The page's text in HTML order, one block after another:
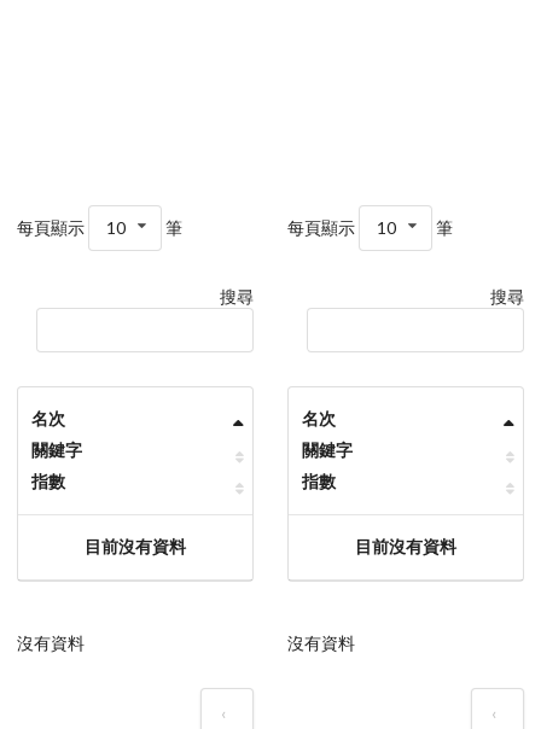
每頁顯示 10 筆
搜尋
名次
關鍵字
指數
目前沒有資料
沒有資料
‹
每頁顯示 10 筆
搜尋
名次
關鍵字
指數
目前沒有資料
沒有資料
‹